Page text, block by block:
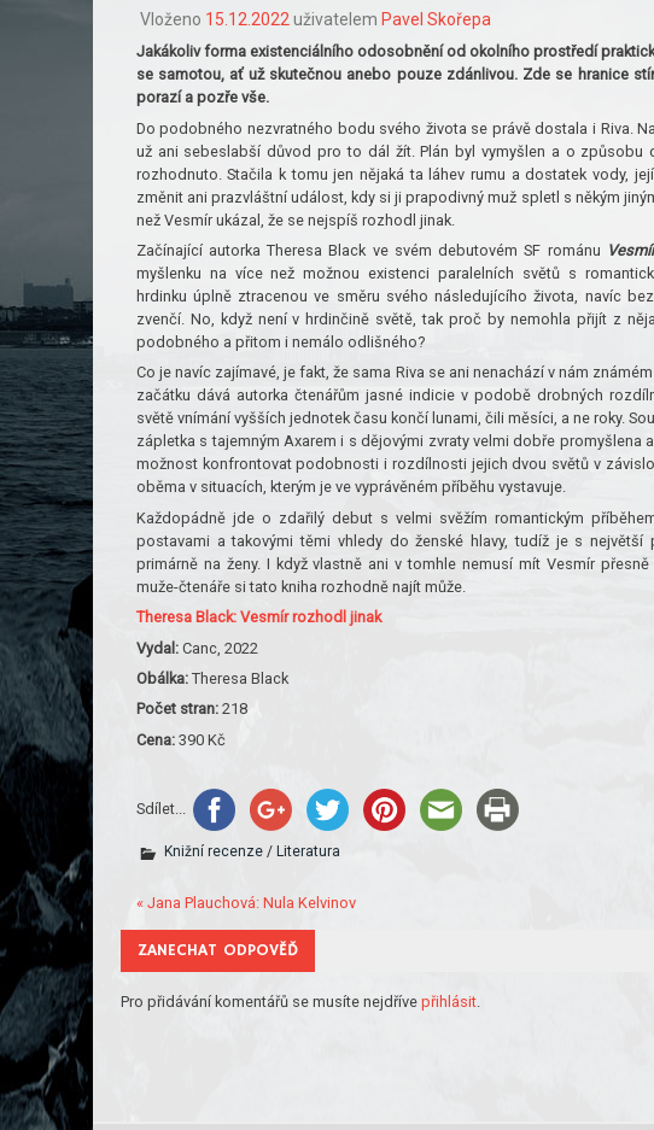
Vloženo 15.12.2022 uživatelem Pavel Skořepa
Jakákoliv forma existenciálního odosobnění od okolního prostředí
se samotou, ať už skutečnou anebo pouze zdánlivou. Zde se hranice
porazí a pozře vše.
Do podobného nezvratného bodu svého života se právě dostala i Riva.
už ani sebeslabší důvod pro to dál žít. Plán byl vymyšlen a o
rozhodnuto. Stačila k tomu jen nějaká ta láhev rumu a dostatek vody,
změnit ani prazvláštní událost, kdy si ji prapodivný muž spletl s někým
než Vesmír ukázal, že se nejspíš rozhodl jinak.
Začínající autorka Theresa Black ve svém debutovém SF románu
myšlenku na více než možnou existenci paralelních světů s
hrdinku úplně ztracenou ve směru svého následujícího života, navíc
zvenčí. No, když není v hrdinčině světě, tak proč by nemohla přijít z
podobného a přitom i nemálo odlišného?
Co je navíc zajímavé, je fakt, že sama Riva se ani nenachází v nám
začátku dává autorka čtenářům jasné indicie v podobě drobných
světě vnímání vyšších jednotek času končí lunami, čili měsíci, a ne roky.
zápletka s tajemným Axarem i s dějovými zvraty velmi dobře promyšlena
možnost konfrontovat podobnosti i rozdílnosti jejich dvou světů v
oběma v situacích, kterým je ve vyprávěném příběhu vystavuje.
Každopádně jde o zdařilý debut s velmi svěžím romantickým
postavami a takovými těmi vhledy do ženské hlavy, tudíž je s největší
primárně na ženy. I když vlastně ani v tomhle nemusí mít Vesmír
muže-čtenáře si tato kniha rozhodně najít může.
Theresa Black: Vesmír rozhodl jinak
Vydal:Canc, 2022
Obálka:Theresa Black
Počet stran:218
Cena:390 Kč
Sdílet...
Knižní recenze/ Literatura
« Jana Plauchová: Nula Kelvinov
ZANECHAT ODPOVĚĎ
Pro přidávání komentářů se musíte nejdřívepřihlásit